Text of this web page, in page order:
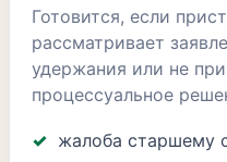
Готовится, если
рассматривает
удержания или не
процессуальное
жалоба старшему